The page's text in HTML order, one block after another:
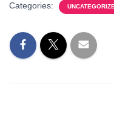
Categories: